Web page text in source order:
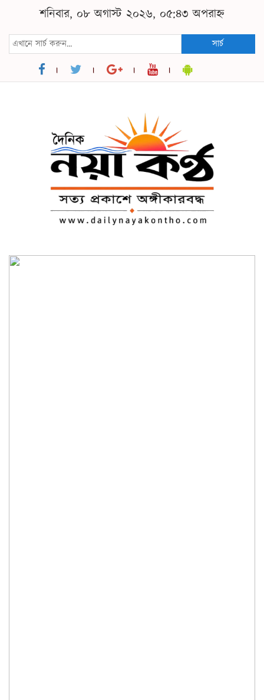
শনিবার, ০৮ অগাস্ট ২০২৬, ০৫:৪৩ অপরাহ্ন
সার্চ